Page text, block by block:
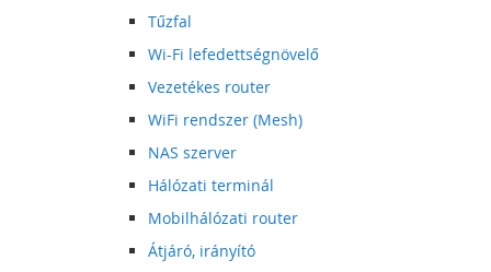
Tűzfal
Wi-Fi lefedettségnövelő
Vezetékes router
WiFi rendszer (Mesh)
NAS szerver
Hálózati terminál
Mobilhálózati router
Átjáró, irányító